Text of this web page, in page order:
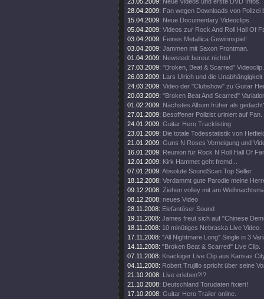
28.04.2009: Fan wegen Downloads von Polizei
15.04.2009: Neue Documentary Videoclips.
05.04.2009: Videos zur Rock And Roll Hall Of
03.04.2009: Feines Metallica Gewinnspiel!
03.04.2009: Jammen mit Saxon Frontman.
01.04.2009: Newstedt bereut nichts!
27.03.2009: "Broken, Beat & Scarred" Videoclip.
26.03.2009: Lars Ulrich und die Unabhängigkeit
24.03.2009: Video der "Clubshow" zu Guitar
20.03.2009: "Broken Beat And Scarred"
01.02.2009: Nächstes Album früher als
27.01.2009: Besoffener Polizist uriniert auf Fan.
24.01.2009: Guitar Hero Tracklisting
23.01.2009: Die totale Todesstatistik von
21.01.2009: Guns N Roses Verneigung und
16.01.2009: Reunion für Rock N Roll Hall Of
12.01.2009: Kirk Hammet geht fremd...
07.01.2009: Absolute SoundScan Top Seller.
18.12.2008: Verdammt gute Parodie meine
09.12.2008: Ziehen volley mit am
08.12.2008: neues Video
28.11.2008: Elefantöser Sound
19.11.2008: James freut sich auf "Chinese
18.11.2008: 10 minütiges Nebraska Live Video.
17.11.2008: "All Nightmare Long" Single in 3
14.11.2008: "Broken Beat & Scarred" Live Clip.
07.11.2008: Knackiger Live Clip aus Kansas
04.11.2008: Robert Trujillo spricht über seine
21.10.2008: Live erleben?!?
21.10.2008: Deutschland Torudaten fixiert!
17.10.2008: Guitar Hero Trailer online.